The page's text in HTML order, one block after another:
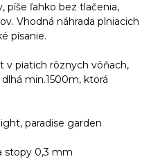
píše ľahko bez tlačenia,
Vhodná náhrada plniacich
písanie.
piatich rôznych vôňach,
min.1500m, ktorá
paradise garden
stopy 0,3 mm